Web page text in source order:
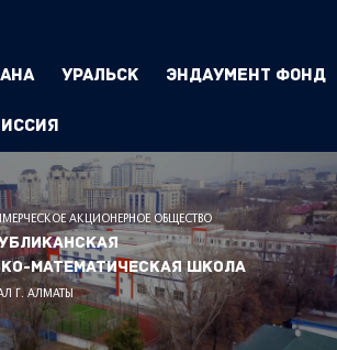
Уральск Эндаумент Фонд
АКЦИОНЕРНОЕ ОБЩЕСТВО
математическая школа
Г. АЛМАТЫ